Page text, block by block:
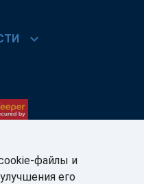
chevron_right
ПАРТНЁРАМ:
файлы и
его